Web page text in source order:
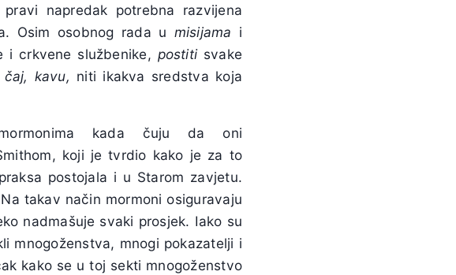
napredak potrebna razvijena
Osim osobnog rada u misijama i
i crkvene službenike, postiti svake
kavu, niti ikakva sredstva koja
kada čuju da oni
koji je tvrdio kako je za to
postojala i u Starom zavjetu.
takav način mormoni osiguravaju
nadmašuje svaki prosjek. Iako su
mnogoženstva, mnogi pokazatelji i
kako se u toj sekti mnogoženstvo